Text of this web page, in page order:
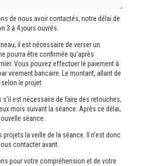
de nous avoir contactés, notre délai de
3 à 4 jours ouvrés.
il est nécessaire de verser un
pourra être confirmée qu’après
Vous pouvez effectuer le paiement à
virement bancaire. Le montant, allant de
le projet.
s’il est nécessaire de faire des retouches,
mois suivant la séance. Après ce délai,
séance.
la veille de la séance. Il n’est donc
contacter avant.
pour votre compréhension et de votre